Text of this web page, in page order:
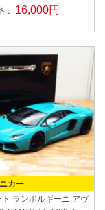
： 16,000円
カー
ランボルギーニ アヴ